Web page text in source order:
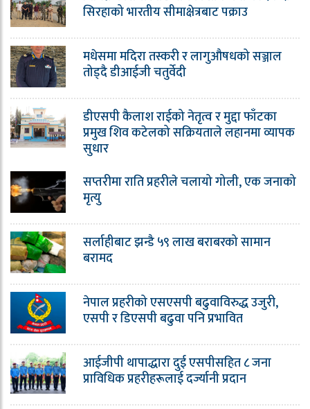
सिरहाको भारतीय सीमाक्षेत्रबाट पक्राउ
मधेसमा मदिरा तस्करी र लागुऔषधको सञ्जाल
तोड्दै डीआईजी चतुर्वेदी
डीएसपी कैलाश राईको नेतृत्व र मुद्दा फाँटका
प्रमुख शिव कटेलको सक्रियताले लहानमा व्यापक
सुधार
सप्तरीमा राति प्रहरीले चलायो गोली, एक जनाको
मृत्यु
सर्लाहीबाट झन्डै ५९ लाख बराबरको सामान
बरामद
नेपाल प्रहरीको एसएसपी बढुवाविरुद्ध उजुरी,
एसपी र डिएसपी बढुवा पनि प्रभावित
आईजीपी थापाद्धारा दुई एसपीसहित ८ जना
प्राविधिक प्रहरीहरूलाई दर्ज्यानी प्रदान